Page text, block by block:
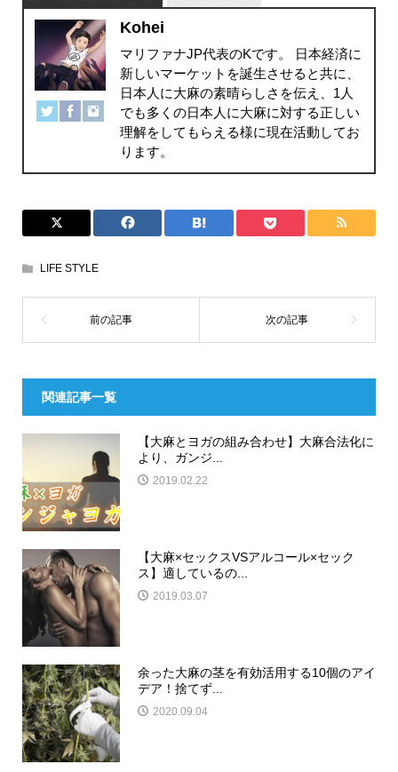
Kohei
マリファナJP代表のKです。 日本経済に
新しいマーケットを誕生させると共に、
日本人に大麻の素晴らしさを伝え、1人
でも多くの日本人に大麻に対する正しい
理解をしてもらえる様に現在活動してお
ります。
LIFE STYLE
関連記事一覧
【大麻とヨガの組み合わせ】大麻合法化に
より、ガンジ...
2019.02.22
【大麻×セックスVSアルコール×セック
ス】適しているの...
2019.03.07
余った大麻の茎を有効活用する10個のアイ
デア！捨てず...
2020.09.04